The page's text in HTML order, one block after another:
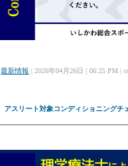
最新情報 | 2026年04月26日 | 06:25
アスリート対象コンディショニング